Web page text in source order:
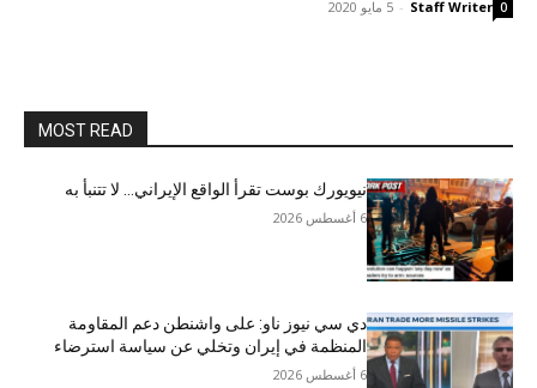
Staff Writer
- 5 مايو 2020 0
MOST READ
نيويورك بوست تقرأ الواقع الإيراني… لا تتنبأ به
6 أغسطس 2026
دي سي نيوز ناو: على واشنطن دعم المقاومة
المنظمة في إيران وتخلي عن سياسة استرضاء
6 أغسطس 2026